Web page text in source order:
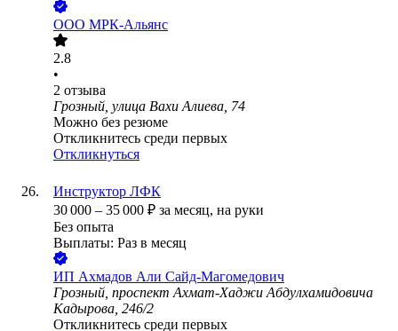
ООО МРК-Альянс
2.8
•
2 отзыва
Грозный, улица Вахи Алиева, 74
Можно без резюме
Откликнитесь среди первых
Откликнуться
Инструктор ЛФК
30 000 – 35 000 ₽ за месяц, на руки
Без опыта
Выплаты: Раз в месяц
ИП Ахмадов Али Сайд-Магомедович
Грозный, проспект Ахмат-Хаджи Абдулхамидовича
Кадырова, 246/2
Откликнитесь среди первых